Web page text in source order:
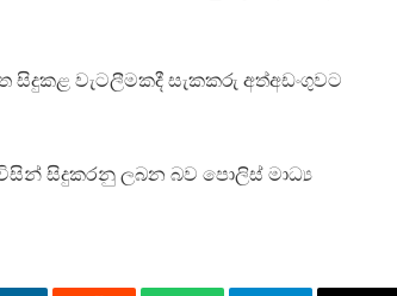
වැටලීමකදී සැකකරු අත්අඩංගුවට
සිදුකරනු ලබන බව පොලිස් මාධ්‍ය